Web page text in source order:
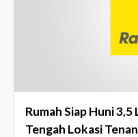
Rumah Siap Huni
Tengah Lokasi